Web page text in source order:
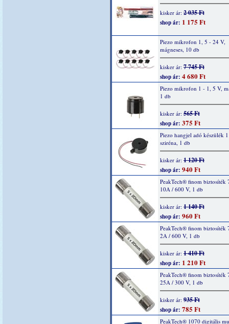
kisker ár: 2 035 Ft
shop ár: 1 175 Ft
Piezo mikrofon 1, 5 - 24 V,
mágneses, 10 db
kisker ár: 7 745 Ft
shop ár: 4 680 Ft
Piezo mikrofon 1 - 1, 5 V,
1 db
kisker ár: 565 Ft
shop ár: 375 Ft
Piezo hangjel adó készülék
sziréna, 1 db
kisker ár: 1 120 Ft
shop ár: 940 Ft
PeakTech® finom biztosíték
10A / 600 V, 1 db
kisker ár: 1 140 Ft
shop ár: 960 Ft
PeakTech® finom biztosíték
2A / 600 V, 1 db
kisker ár: 1 410 Ft
shop ár: 1 210 Ft
PeakTech® finom biztosíték
25A / 300 V, 1 db
kisker ár: 935 Ft
shop ár: 785 Ft
PeakTech® 1070 digitális